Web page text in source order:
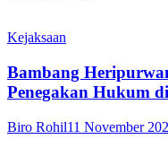
Kejaksaan
Bambang
Penegakan Hukum
Biro Rohil11 November